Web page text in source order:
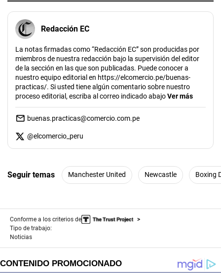
Redacción EC
La notas firmadas como “Redacción EC” son producidas por
miembros de nuestra redacción bajo la supervisión del editor
de la sección en las que son publicadas. Puede conocer a
nuestro equipo editorial en https://elcomercio.pe/buenas-
practicas/. Si usted tiene algún comentario sobre nuestro
proceso editorial, escriba al correo indicado abajoVer más
buenas.practicas@comercio.com.pe
@elcomercio_peru
Seguir temas Manchester United Newcastle Boxing
Conforme a los criterios de
Tipo de trabajo:
Noticias